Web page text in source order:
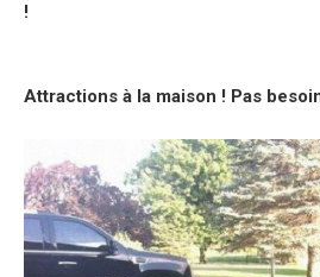
!
Attractions à la maison ! Pas